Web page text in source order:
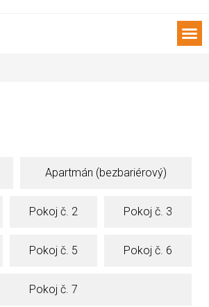
Apartmán (bezbariérový)
Pokoj č. 2 Pokoj č. 3
Pokoj č. 5 Pokoj č. 6
Pokoj č. 7